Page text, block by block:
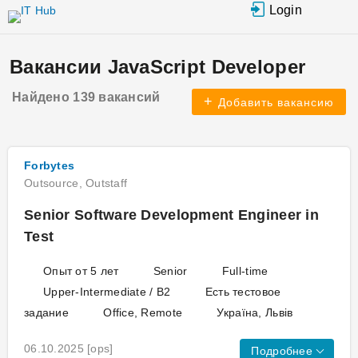
Login
Вакансии JavaScript Developer
Найдено 139 вакансий Добавить вакансию
Senior Software Development Engineer in
Test
Forbytes
Outsource, Outstaff
Опыт от 5 лет Senior
Full-time
Upper-Intermediate / B2
Есть тестовое
задание
Office, Remote Україна, Львів
06.10.2025 [ops]
Подробнее